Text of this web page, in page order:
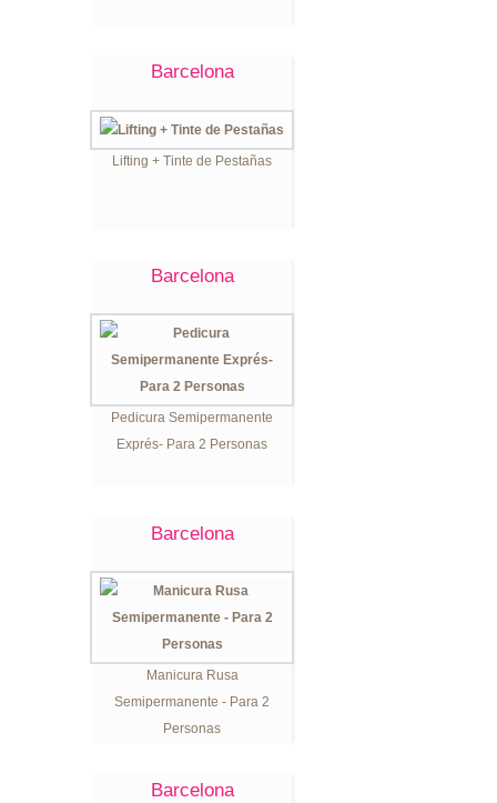
Barcelona
Lifting + Tinte de Pestañas
Barcelona
Pedicura Semipermanente
Exprés- Para 2 Personas
Barcelona
Manicura Rusa
Semipermanente - Para 2
Personas
Barcelona